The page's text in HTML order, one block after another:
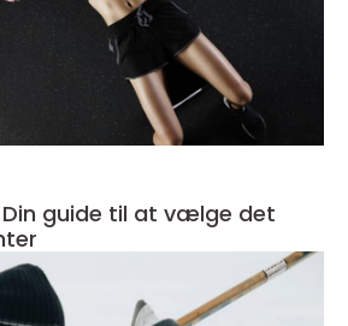
Din guide til at vælge det